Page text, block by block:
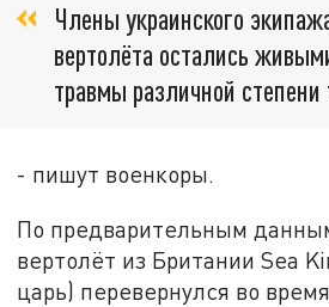
Члены украинского
вертолёта остались
травмы различной степени
- пишут военкоры.
По предварительным
вертолёт из Британии Sea
царь) перевернулся во